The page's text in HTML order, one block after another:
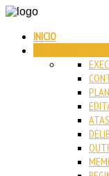
INICIO
ATAS